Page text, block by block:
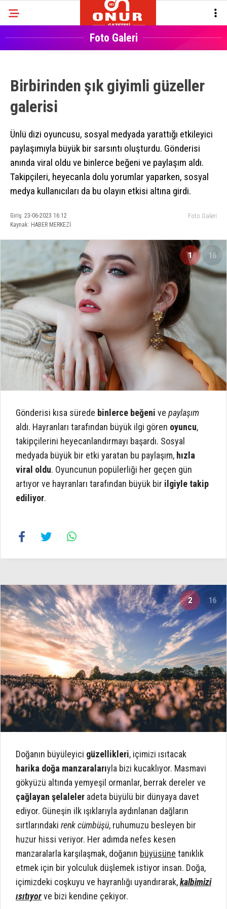
Foto Galeri
Birbirinden şık giyimli güzeller
galerisi
Ünlü dizi oyuncusu, sosyal medyada yarattığı etkileyici
paylaşımıyla büyük bir sarsıntı oluşturdu. Gönderisi
anında viral oldu ve binlerce beğeni ve paylaşım aldı.
Takipçileri, heyecanla dolu yorumlar yaparken, sosyal
medya kullanıcıları da bu olayın etkisi altına girdi.
Giriş: 23-06-2023 16:12
Kaynak: HABER MERKEZİ
Foto Galeri
1 16
Gönderisi kısa sürede binlerce beğeni ve paylaşım
aldı. Hayranları tarafından büyük ilgi gören oyuncu,
takipçilerini heyecanlandırmayı başardı. Sosyal
medyada büyük bir etki yaratan bu paylaşım, hızla
viral oldu. Oyuncunun popülerliği her geçen gün
artıyor ve hayranları tarafından büyük bir ilgiyle takip
ediliyor.
2 16
Doğanın büyüleyici güzellikleri, içimizi ısıtacak
harika doğa manzaralarıyla bizi kucaklıyor. Masmavi
gökyüzü altında yemyeşil ormanlar, berrak dereler ve
çağlayan şelaleler adeta büyülü bir dünyaya davet
ediyor. Güneşin ilk ışıklarıyla aydınlanan dağların
sırtlarındaki renk cümbüşü, ruhumuzu besleyen bir
huzur hissi veriyor. Her adımda nefes kesen
manzaralarla karşılaşmak, doğanın büyüsüne tanıklık
etmek için bir yolculuk düşlemek istiyor insan. Doğa,
içimizdeki coşkuyu ve hayranlığı uyandırarak,kalbimizi
ısıtıyorve bizi kendine çekiyor.